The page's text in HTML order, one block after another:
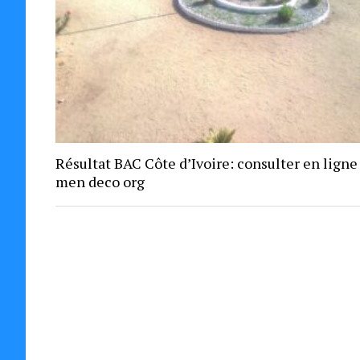
Résultat BAC Côte d’Ivoire: consulter en
men deco org